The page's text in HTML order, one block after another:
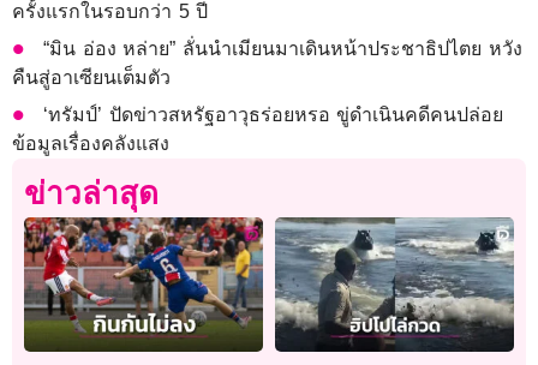
ครั้งแรกในรอบกว่า 5 ปี
“มิน อ่อง หล่าย” ลั่นนำเมียนมาเดินหน้าประชาธิปไตย หวัง
คืนสู่อาเซียนเต็มตัว
‘ทรัมป์’ ปัดข่าวสหรัฐอาวุธร่อยหรอ ขู่ดำเนินคดีคนปล่อย
ข้อมูลเรื่องคลังแสง
ข่าวล่าสุด